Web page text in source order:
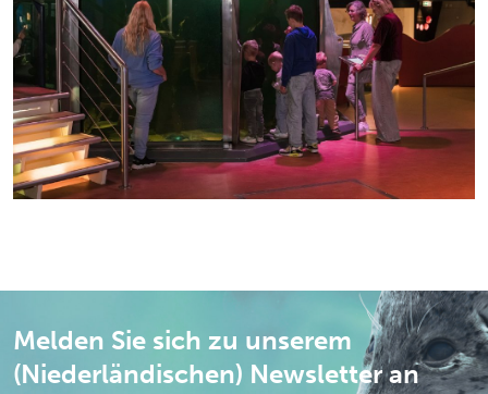
Melden Sie sich zu unserem
(Niederländischen) Newsletter an